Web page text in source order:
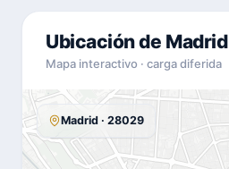
Ubicación de Madrid
Mapa interactivo · carga diferida
Madrid · 28029